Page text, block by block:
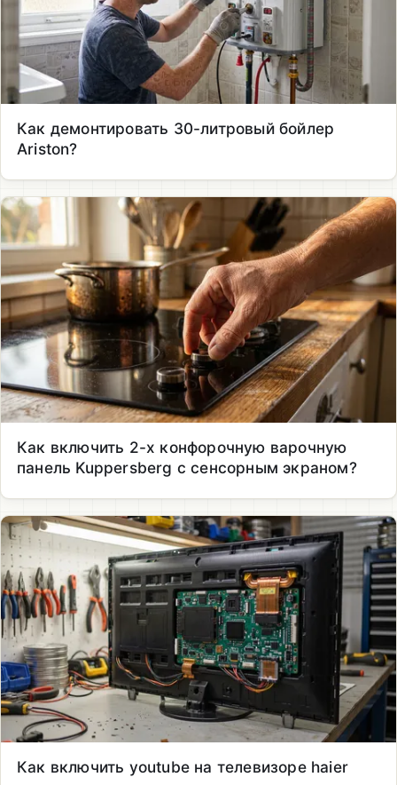
Как демонтировать 30-литровый бойлер
Ariston?
Как включить 2-х конфорочную варочную
панель Kuppersberg с сенсорным экраном?
Как включить youtube на телевизоре haier